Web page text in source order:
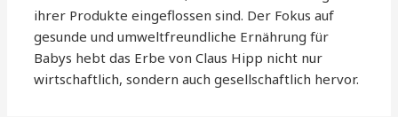
ihrer Produkte eingeflossen sind. Der Fokus auf
gesunde und umweltfreundliche Ernährung für
Babys hebt das Erbe von Claus Hipp nicht nur
wirtschaftlich, sondern auch gesellschaftlich hervor.